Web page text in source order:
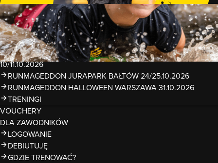
12/13.09.2026
RUNMAGEDDON KIDS: DEMO WARSZAWA 24/26.09.2026
RUNMAGEDDON WROCŁAW KOPALNIA ROLANTOWICE
26/27.09.2026
RUNMAGEDDON WARSZAWA TWIERDZA MODLIN
10/11.10.2026
RUNMAGEDDON JURAPARK BAŁTÓW 24/25.10.2026
RUNMAGEDDON HALLOWEEN WARSZAWA 31.10.2026
TRENINGI
VOUCHERY
DLA ZAWODNIKÓW
LOGOWANIE
DEBIUTUJĘ
GDZIE TRENOWAĆ?